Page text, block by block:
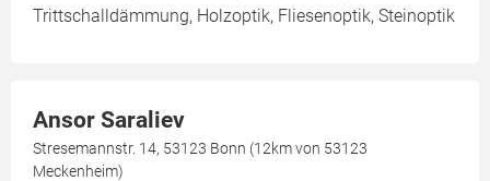
Trittschalldämmung, Holzoptik, Fliesenoptik, Steinoptik
Ansor Saraliev
Stresemannstr. 14, 53123 Bonn (12km von 53123
Meckenheim)